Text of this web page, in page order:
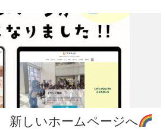
しいホームページへ